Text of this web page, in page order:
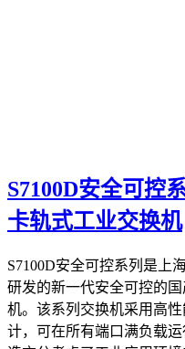
S7100D安全可控
卡轨式工业交换机
S7100D安全可控系列是上
研发的新一代安全可控的
机。该系列交换机采用高
计，可在所有端口满负载